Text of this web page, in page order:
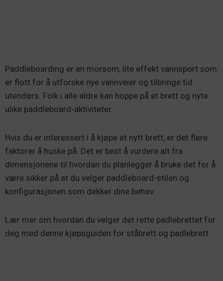
Paddleboarding er en morsom, lite effekt vannsport som
er flott for å utforske nye vannveier og tilbringe tid
utendørs. Folk i alle aldre kan hoppe på et brett og nyte
ulike paddleboard-aktiviteter.
Hvis du er interessert i å kjøpe et nytt brett, er det flere
faktorer å huske på. Det er best å vurdere alt fra
dimensjonene til hvordan du planlegger å bruke det for å
være sikker på at du velger paddleboard-stilen og
konfigurasjonen som dekker dine behov.
Lær mer om hvordan du velger det rette padlebrettet for
deg med denne kjøpsguiden for ståbrett og padlebrett.